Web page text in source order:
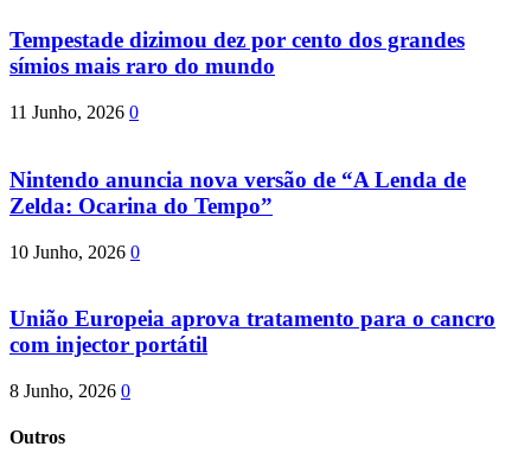
Tempestade dizimou dez por cento dos grandes
símios mais raro do mundo
11 Junho, 2026 0
Nintendo anuncia nova versão de “A Lenda de
Zelda: Ocarina do Tempo”
10 Junho, 2026 0
União Europeia aprova tratamento para o cancro
com injector portátil
8 Junho, 2026 0
Outros